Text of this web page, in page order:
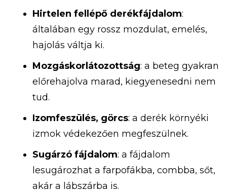
Hirtelen fellépő derékfájdalom:
általában egy rossz mozdulat, emelés,
hajolás váltja ki.
Mozgáskorlátozottság: a beteg gyakran
előrehajolva marad, kiegyenesedni nem
tud.
Izomfeszülés, görcs: a derék környéki
izmok védekezően megfeszülnek.
Sugárzó fájdalom: a fájdalom
lesugározhat a farpofákba, combba, sőt,
akár a lábszárba is.